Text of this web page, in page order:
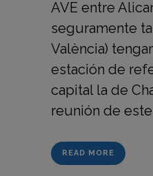
AVE entre
seguramente
València)
estación de
capital la de
reunión de este
READ MORE